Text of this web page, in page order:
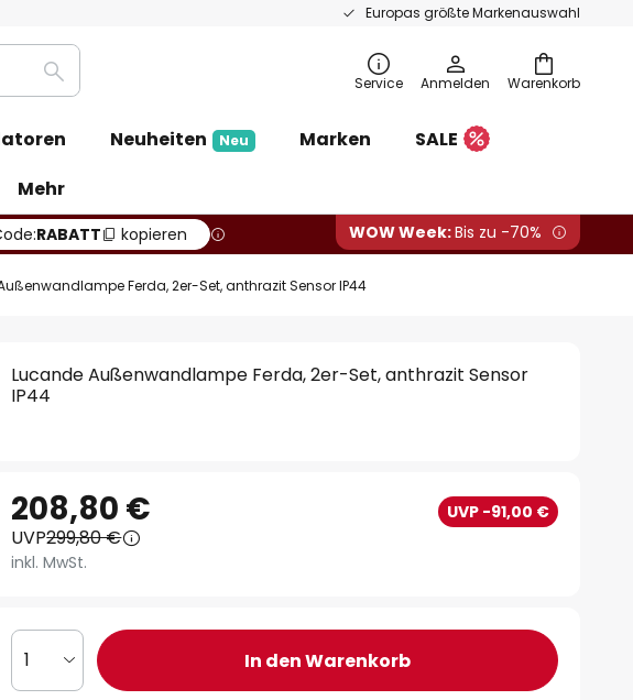
Europas größte Markenauswahl
Warenkorb
Suche Service Anmelden
Neuheiten Neu Marken
SALE
Mehr
RABATT kopieren WOW Week:Bis zu -70%
Ferda, 2er-Set, anthrazit Sensor IP44
Lucande Außenwandlampe Ferda, 2er-Set, anthrazit Sensor
IP44
208,80 € UVP -91,00 €
UVP299,80 €
inkl. MwSt.
1 In den Warenkorb